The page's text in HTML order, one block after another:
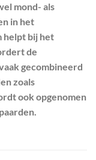
mond- als
in het
helpt bij het
de
gecombineerd
zoals
ook opgenomen